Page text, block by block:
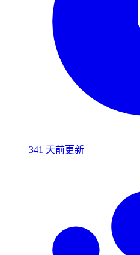
341 天前更新